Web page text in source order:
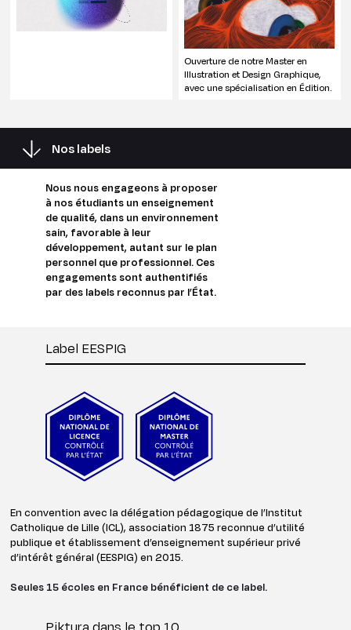
Ouverture de notre Master en
Illustration et Design Graphique,
avec une spécialisation en Édition.
Nos labels
Nous nous engageons à proposer
à nos étudiants un enseignement
de qualité, dans un environnement
sain, favorable à leur
développement, autant sur le plan
personnel que professionnel. Ces
engagements sont authentifiés
par des labels reconnus par l’État.
Label EESPIG
En convention avec la délégation pédagogique de l’Institut
Catholique de Lille (ICL), association 1875 reconnue d’utilité
publique et établissement d’enseignement supérieur privé
d’intérêt général (EESPIG) en 2015.
Seules 15 écoles en France bénéficient de ce label.